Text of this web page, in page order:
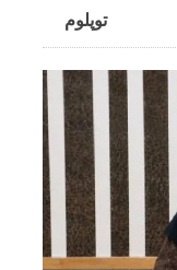
توپلوم